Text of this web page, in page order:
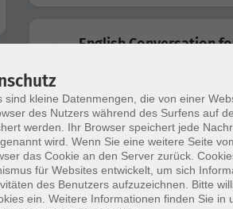
English Conversation
English B1/B2
Boost your English
General English course
sind kleine Datenmengen, die von einer
des Nutzers während des Surfens auf
werden. Ihr Browser speichert jede
wird. Wenn Sie eine weitere Seite
das Cookie an den Server zurück.
für Websites entwickelt, um sich
des Benutzers aufzuzeichnen. Bitte
ein. Weitere Informationen finden Sie in